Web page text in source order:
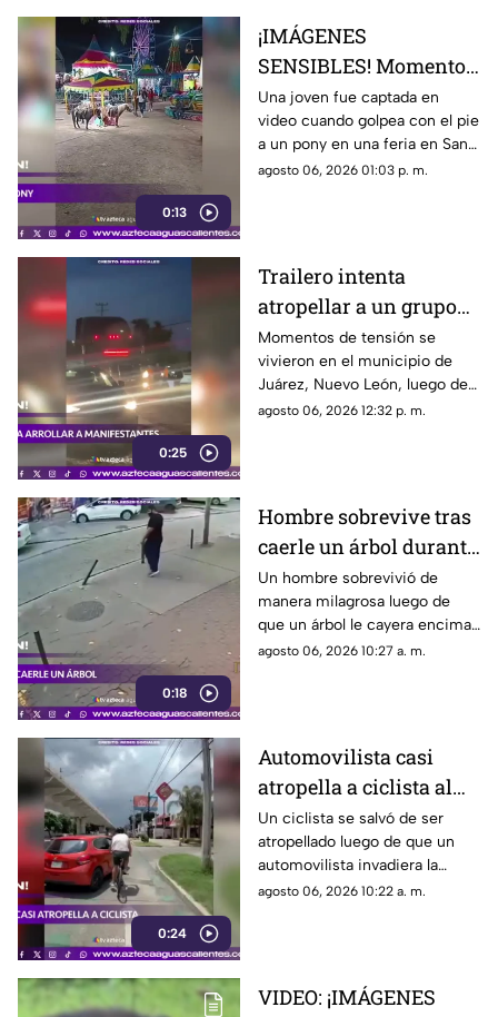
0:13
¡IMÁGENES
SENSIBLES! Momento
en el que mujer golpea
a un pony durante una
feria
Una joven fue captada en
video cuando golpea con el pie
a un pony en una feria en San
Luis Potosí; el hecho ha
agosto 06, 2026 01:03 p. m.
0:25
Trailero intenta
atropellar a un grupo
de personas y choca
varios vehículos
Momentos de tensión se
vivieron en el municipio de
Juárez, Nuevo León, luego de
que un trailero presuntamente
agosto 06, 2026 12:32 p. m.
0:18
Hombre sobrevive tras
caerle un árbol durante
tormenta
Un hombre sobrevivió de
manera milagrosa luego de
que un árbol le cayera encima
durante una fuerte tormenta
agosto 06, 2026 10:27 a. m.
0:24
Automovilista casi
atropella a ciclista al
invadir el carril de la
ciclovía en Guadalajara
Un ciclista se salvó de ser
atropellado luego de que un
automovilista invadiera la
ciclovía al girar a la derecha sin
agosto 06, 2026 10:22 a. m.
VIDEO: ¡IMÁGENES